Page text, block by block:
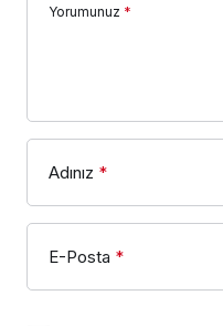
Yorumunuz *
Adınız *
E-Posta *